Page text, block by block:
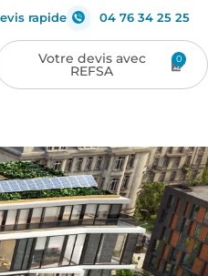
rapide 04 76 34 25 25
0